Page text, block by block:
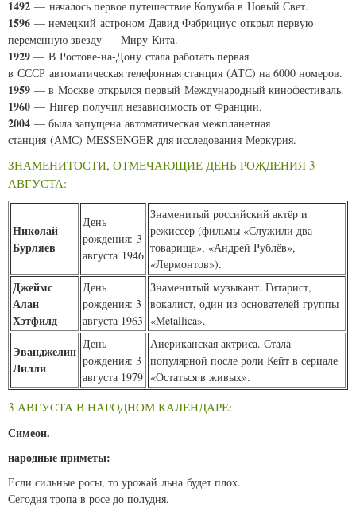
1492 — началось первое путешествие Колумба в Новый Свет.
1596 — немецкий астроном Давид Фабрициус открыл первую
переменную звезду — Миру Кита.
1929 — В Ростове-на-Дону стала работать первая
в СССР автоматическая телефонная станция (АТС) на 6000 номеров.
1959 — в Москве открылся первый Международный кинофестиваль.
1960 — Нигер получил независимость от Франции.
2004 — была запущена автоматическая межпланетная
станция (АМС) MESSENGER для исследования Меркурия.
ЗНАМЕНИТОСТИ, ОТМЕЧАЮЩИЕ ДЕНЬ РОЖДЕНИЯ 3
АВГУСТА:
Николай
Бурляев
День
рождения: 3
августа 1946
Знаменитый российский актёр и
режиссёр (фильмы «Служили два
товарища», «Андрей Рублёв»,
«Лермонтов»).
Джеймс
Алан
Хэтфилд
День
рождения: 3
августа 1963
Знаменитый музыкант. Гитарист,
вокалист, один из основателей группы
«Metallica».
Эванджелин
Лилли
День
рождения: 3
августа 1979
Аиериканская актриса. Стала
популярной после роли Кейт в сериале
«Остаться в живых».
3 АВГУСТА В НАРОДНОМ КАЛЕНДАРЕ:
Симеон.
народные приметы:
Если сильные росы, то урожай льна будет плох.
Сегодня тропа в росе до полудня.